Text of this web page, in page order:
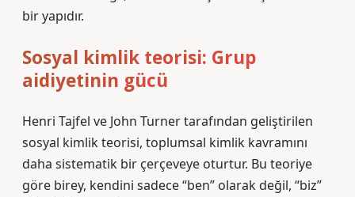
bir yapıdır.
Sosyal kimlik teorisi: Grup
aidiyetinin gücü
Henri Tajfel ve John Turner tarafından geliştirilen
sosyal kimlik teorisi, toplumsal kimlik kavramını
daha sistematik bir çerçeveye oturtur. Bu teoriye
göre birey, kendini sadece “ben” olarak değil, “biz”